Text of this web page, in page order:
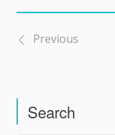
投
ナ
Previous
Search